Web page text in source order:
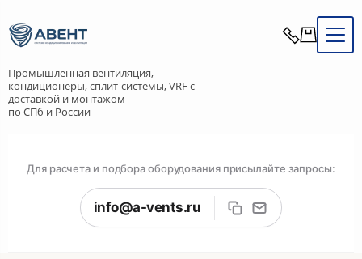
Промышленная вентиляция,
кондиционеры, сплит-системы, VRF с
доставкой и монтажом
по СПб и России
Для расчета и подбора оборудования присылайте запросы:
info@a-vents.ru